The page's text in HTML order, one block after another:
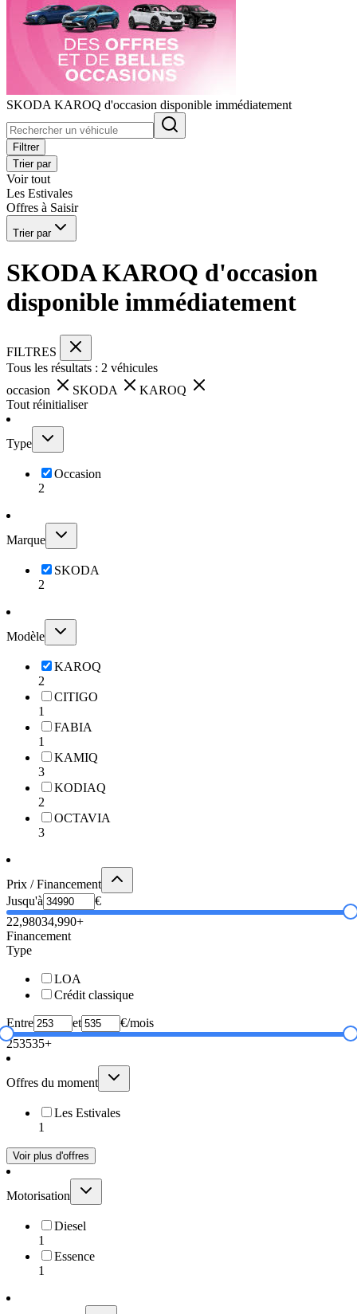
SKODA KAROQ d'occasion disponible immédiatement
Filtrer
Trier par
Voir tout
Les Estivales
Offres à Saisir
Trier par
SKODA KAROQ d'occasion
disponible immédiatement
FILTRES
Tous les résultats : 2 véhicules
occasion
SKODA
KAROQ
Tout réinitialiser
Type
Occasion
2
Marque
SKODA
2
Modèle
KAROQ
2
CITIGO
1
FABIA
1
KAMIQ
3
KODIAQ
2
OCTAVIA
3
Prix / Financement
Jusqu'à
€
22,98034,990+
Financement
Type
LOA
Crédit classique
Entre et
€/mois
253535+
Offres du moment
Les Estivales
1
Voir plus d'offres
Motorisation
Diesel
1
Essence
1